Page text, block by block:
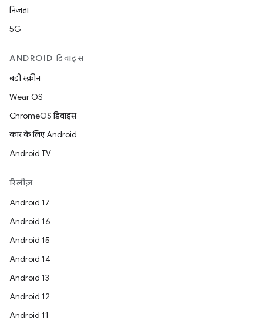
निजता
5G
ANDROID डिवाइस
बड़ी स्क्रीन
Wear OS
ChromeOS डिवाइस
कार के लिए Android
Android TV
रिलीज़
Android 17
Android 16
Android 15
Android 14
Android 13
Android 12
Android 11